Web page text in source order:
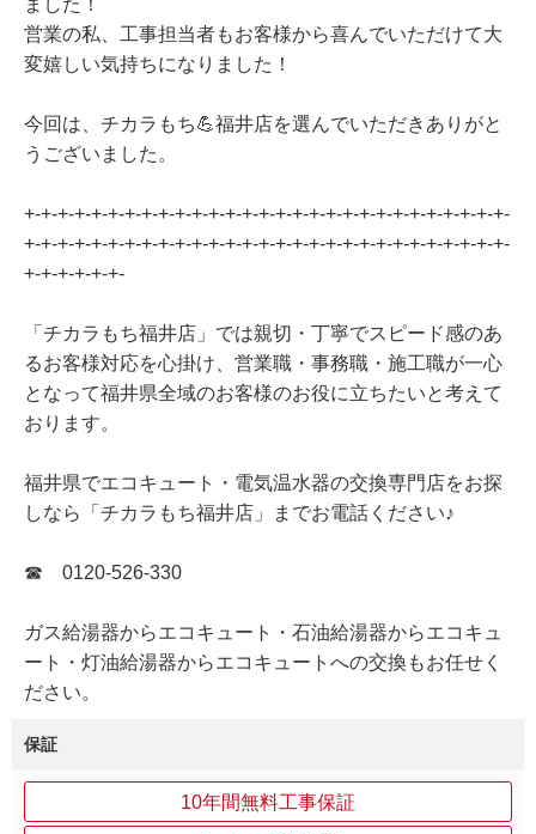
ました！
営業の私、工事担当者もお客様から喜んでいただけて大
変嬉しい気持ちになりました！
今回は、チカラもち💪福井店を選んでいただきありがと
うございました。
+-+-+-+-+-+-+-+-+-+-+-+-+-+-+-+-+-+-+-+-+-+-+-+-+-+-+-+-+-
+-+-+-+-+-+-+-+-+-+-+-+-+-+-+-+-+-+-+-+-+-+-+-+-+-+-+-+-+-
+-+-+-+-+-+-
「チカラもち福井店」では親切・丁寧でスピード感のあ
るお客様対応を心掛け、営業職・事務職・施工職が一心
となって福井県全域のお客様のお役に立ちたいと考えて
おります。
福井県でエコキュート・電気温水器の交換専門店をお探
しなら「チカラもち福井店」までお電話ください♪
☎ 0120-526-330
ガス給湯器からエコキュート・石油給湯器からエコキュ
ート・灯油給湯器からエコキュートへの交換もお任せく
ださい。
保証
10年間無料工事保証